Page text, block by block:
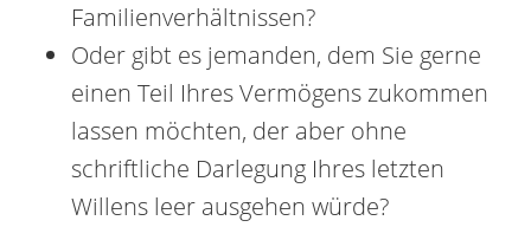
Familienverhältnissen?
Oder gibt es jemanden, dem Sie gerne
einen Teil Ihres Vermögens zukommen
lassen möchten, der aber ohne
schriftliche Darlegung Ihres letzten
Willens leer ausgehen würde?